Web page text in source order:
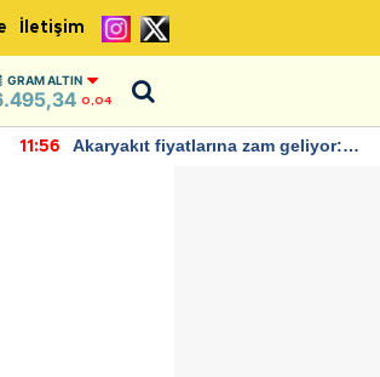
İletişim
GRAM ALTIN
0,04
11:56
Akaryakıt fiyatlarına zam geliyor: